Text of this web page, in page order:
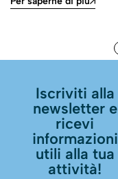
Iscriviti alla
newsletter e
ricevi
informazioni
utili alla tua
attività!